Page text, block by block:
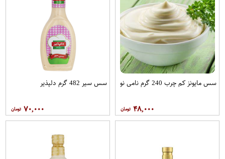
سس مایونز کم چرب 240 گرم نامی نو
۴۸,۰۰۰
سس سیر 482 گرم دلپذیر
۷۰,۰۰۰